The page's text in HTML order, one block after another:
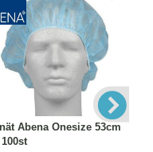
Abena Onesize 53cm